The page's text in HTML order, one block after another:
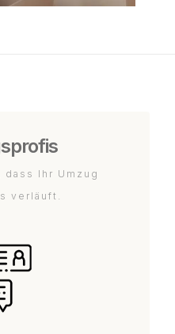
Ihr Umzug
verläuft.